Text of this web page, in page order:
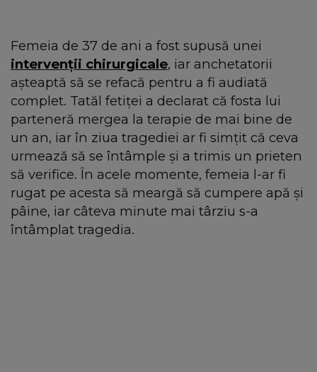
Femeia de 37 de ani a fost supusă unei
intervenții chirurgicale, iar anchetatorii
așteaptă să se refacă pentru a fi audiată
complet. Tatăl fetiței a declarat că fosta lui
parteneră mergea la terapie de mai bine de
un an, iar în ziua tragediei ar fi simțit că ceva
urmează să se întâmple și a trimis un prieten
să verifice. În acele momente, femeia l-ar fi
rugat pe acesta să meargă să cumpere apă și
pâine, iar câteva minute mai târziu s-a
întâmplat tragedia.